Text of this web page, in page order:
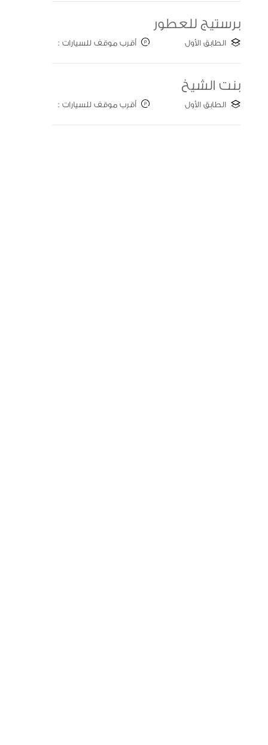
برستيج للعطور
الطابق الأول
أقرب موقف للسيارات :
بنت الشيخ
الطابق الأول
أقرب موقف للسيارات :